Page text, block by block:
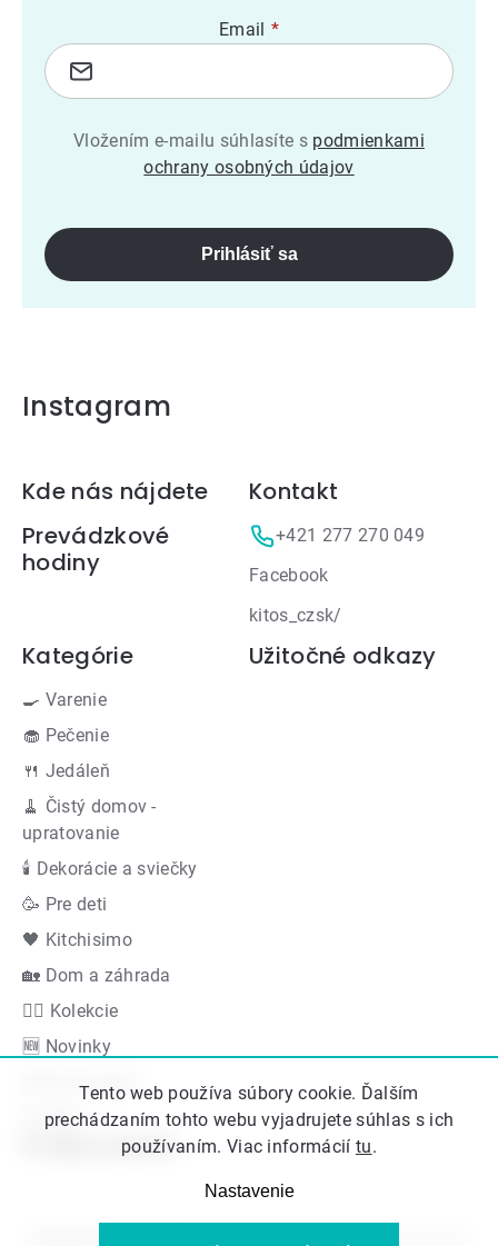
Tento web používa súbory cookie. Ďalším
prechádzaním tohto webu vyjadrujete súhlas s ich
používaním. Viac informácií tu.
Nastavenie
Email
Vložením e-mailu súhlasíte s podmienkami
ochrany osobných údajov
Prihlásiť sa
Instagram
Zápätie
Kde nás nájdete
Prevádzkové
hodiny
Kontakt
+421 277 270 049
Facebook
kitos_czsk/
Kategórie
🍳 Varenie
🧁 Pečenie
🍴 Jedáleň
🧹 Čistý domov -
upratovanie
🕯 Dekorácie a sviečky
🥳 Pre deti
🖤 Kitchisimo
🏡 Dom a záhrada
👍🏻 Kolekcie
🆕 Novinky
Akčná ponuka
Značky
Užitočné odkazy
Podporujeme